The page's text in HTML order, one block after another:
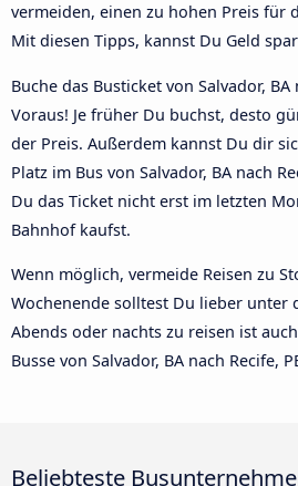
vermeiden, einen zu hohen Preis für
Mit diesen Tipps, kannst Du Geld
Buche das Busticket von Salvador, BA
Voraus! Je früher Du buchst, desto
der Preis. Außerdem kannst Du dir
Platz im Bus von Salvador, BA nach
Du das Ticket nicht erst im letzten
Bahnhof kaufst.
Wenn möglich, vermeide Reisen zu
Wochenende solltest Du lieber unter
Abends oder nachts zu reisen ist
Busse von Salvador, BA nach Recife,
Beliebteste